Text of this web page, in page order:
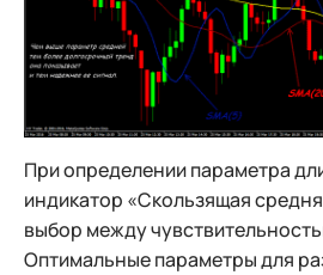
При определении параметра
индикатор «Скользящая
выбор между
Оптимальные параметры для